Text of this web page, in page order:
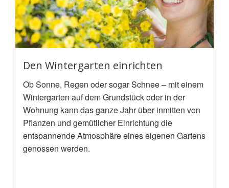
Den Wintergarten einrichten
Ob Sonne, Regen oder sogar Schnee – mit einem
Wintergarten auf dem Grundstück oder in der
Wohnung kann das ganze Jahr über inmitten von
Pflanzen und gemütlicher Einrichtung die
entspannende Atmosphäre eines eigenen Gartens
genossen werden.